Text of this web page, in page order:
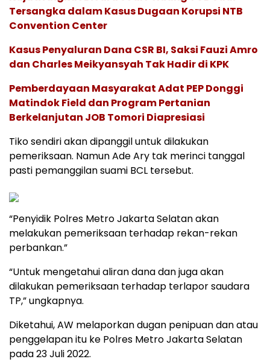
Tersangka dalam Kasus Dugaan Korupsi NTB
Convention Center
Kasus Penyaluran Dana CSR BI, Saksi Fauzi Amro
dan Charles Meikyansyah Tak Hadir di KPK
Pemberdayaan Masyarakat Adat PEP Donggi
Matindok Field dan Program Pertanian
Berkelanjutan JOB Tomori Diapresiasi
Tiko sendiri akan dipanggil untuk dilakukan
pemeriksaan. Namun Ade Ary tak merinci tanggal
pasti pemanggilan suami BCL tersebut.
“Penyidik Polres Metro Jakarta Selatan akan
melakukan pemeriksaan terhadap rekan-rekan
perbankan.”
“Untuk mengetahui aliran dana dan juga akan
dilakukan pemeriksaan terhadap terlapor saudara
TP,” ungkapnya.
Diketahui, AW melaporkan dugan penipuan dan atau
penggelapan itu ke Polres Metro Jakarta Selatan
pada 23 Juli 2022.